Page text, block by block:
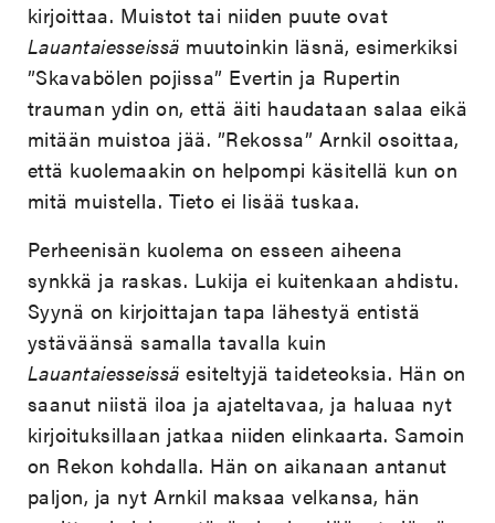
kirjoittaa. Muistot tai niiden puute ovat
Lauantaiesseissä muutoinkin läsnä, esimerkiksi
”Skavabölen pojissa” Evertin ja Rupertin
trauman ydin on, että äiti haudataan salaa eikä
mitään muistoa jää. ”Rekossa” Arnkil osoittaa,
että kuolemaakin on helpompi käsitellä kun on
mitä muistella. Tieto ei lisää tuskaa.
Perheenisän kuolema on esseen aiheena
synkkä ja raskas. Lukija ei kuitenkaan ahdistu.
Syynä on kirjoittajan tapa lähestyä entistä
ystäväänsä samalla tavalla kuin
Lauantaiesseissä esiteltyjä taideteoksia. Hän on
saanut niistä iloa ja ajateltavaa, ja haluaa nyt
kirjoituksillaan jatkaa niiden elinkaarta. Samoin
on Rekon kohdalla. Hän on aikanaan antanut
paljon, ja nyt Arnkil maksaa velkansa, hän